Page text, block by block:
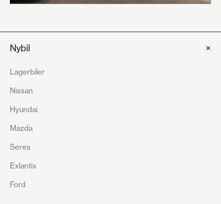
Nybil +
Lagerbiler
Nissan
Hyundai
Mazda
Seres
Exlantix
Ford